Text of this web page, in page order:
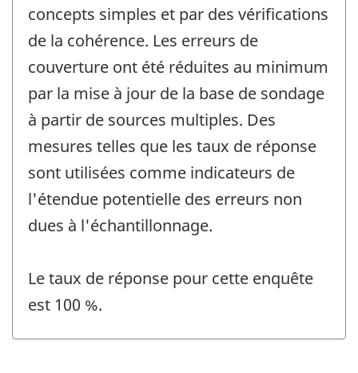
concepts simples et par des vérifications
de la cohérence. Les erreurs de
couverture ont été réduites au minimum
par la mise à jour de la base de sondage
à partir de sources multiples. Des
mesures telles que les taux de réponse
sont utilisées comme indicateurs de
l'étendue potentielle des erreurs non
dues à l'échantillonnage.
Le taux de réponse pour cette enquête
est 100 %.